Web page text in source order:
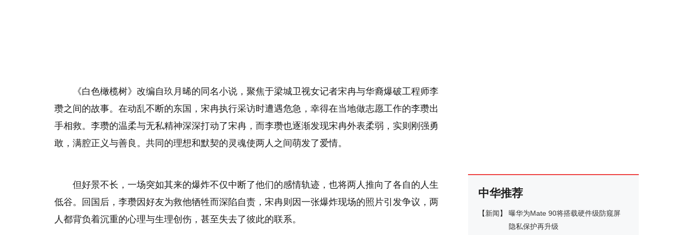
《白色橄榄树》改编自玖月晞的同名小说，聚焦于梁城卫视女记者宋冉与华裔爆破工程师李
瓒之间的故事。在动乱不断的东国，宋冉执行采访时遭遇危急，幸得在当地做志愿工作的李瓒出
手相救。李瓒的温柔与无私精神深深打动了宋冉，而李瓒也逐渐发现宋冉外表柔弱，实则刚强勇
敢，满腔正义与善良。共同的理想和默契的灵魂使两人之间萌发了爱情。
但好景不长，一场突如其来的爆炸不仅中断了他们的感情轨迹，也将两人推向了各自的人生
低谷。回国后，李瓒因好友为救他牺牲而深陷自责，宋冉则因一张爆炸现场的照片引发争议，两
人都背负着沉重的心理与生理创伤，甚至失去了彼此的联系。
中华推荐
【新闻】
曝华为Mate 90将搭载硬件级防窥屏
隐私保护再升级